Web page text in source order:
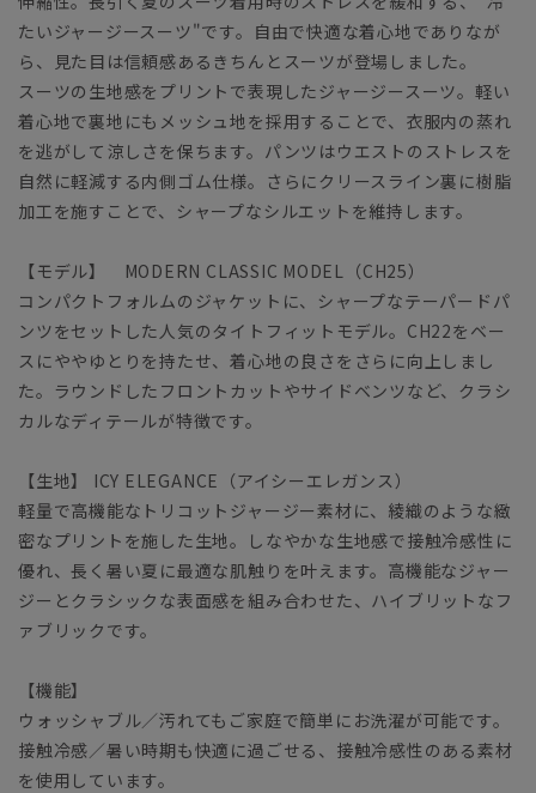
たいジャージースーツ"です。自由で快適な着心地でありなが
ら、見た目は信頼感あるきちんとスーツが登場しました。
スーツの生地感をプリントで表現したジャージースーツ。軽い
着心地で裏地にもメッシュ地を採用することで、衣服内の蒸れ
を逃がして涼しさを保ちます。パンツはウエストのストレスを
自然に軽減する内側ゴム仕様。さらにクリースライン裏に樹脂
加工を施すことで、シャープなシルエットを維持します。
【モデル】 MODERN CLASSIC MODEL（CH25）
コンパクトフォルムのジャケットに、シャープなテーパードパ
ンツをセットした人気のタイトフィットモデル。CH22をベー
スにややゆとりを持たせ、着心地の良さをさらに向上しまし
た。ラウンドしたフロントカットやサイドベンツなど、クラシ
カルなディテールが特徴です。
【生地】 ICY ELEGANCE（アイシーエレガンス）
軽量で高機能なトリコットジャージー素材に、綾織のような緻
密なプリントを施した生地。しなやかな生地感で接触冷感性に
優れ、長く暑い夏に最適な肌触りを叶えます。高機能なジャー
ジーとクラシックな表面感を組み合わせた、ハイブリットなフ
ァブリックです。
【機能】
ウォッシャブル／汚れてもご家庭で簡単にお洗濯が可能です。
接触冷感／暑い時期も快適に過ごせる、接触冷感性のある素材
を使用しています。